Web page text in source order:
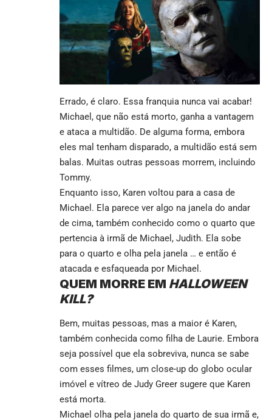
Errado, é claro. Essa franquia nunca vai acabar!
Michael, que não está morto, ganha a vantagem
e ataca a multidão. De alguma forma, embora
eles mal tenham disparado, a multidão está sem
balas. Muitas outras pessoas morrem, incluindo
Tommy.
Enquanto isso, Karen voltou para a casa de
Michael. Ela parece ver algo na janela do andar
de cima, também conhecido como o quarto que
pertencia à irmã de Michael, Judith. Ela sobe
para o quarto e olha pela janela … e então é
atacada e esfaqueada por Michael.
QUEM MORRE EM HALLOWEEN
KILL?
Bem, muitas pessoas, mas a maior é Karen,
também conhecida como filha de Laurie. Embora
seja possível que ela sobreviva, nunca se sabe
com esses filmes, um close-up do globo ocular
imóvel e vítreo de Judy Greer sugere que Karen
está morta.
Michael olha pela janela do quarto de sua irmã e,